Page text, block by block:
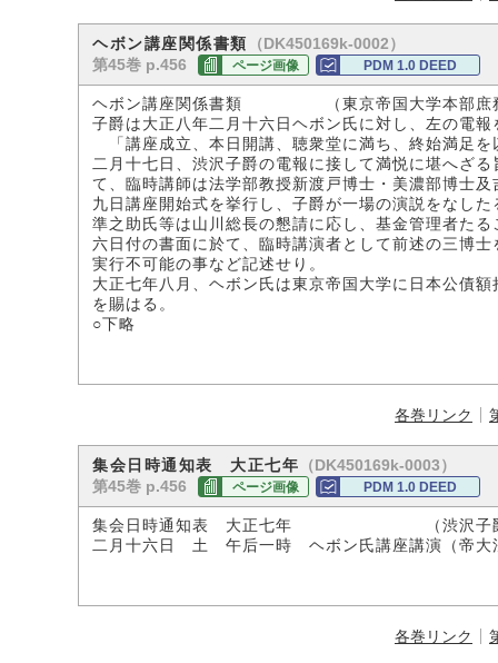
ヘボン講座関係書類
（DK450169k-0002）
第45巻 p.456
ページ画像 PDM 1.0 DEED
ヘボン講座関係書類 （東京帝国大学本部庶
子爵は大正八年二月十六日ヘボン氏に対し、左の電報
「講座成立、本日開講、聴衆堂に満ち、終始満足
二月十七日、渋沢子爵の電報に接して満悦に堪へざ
て、臨時講師は法学部教授新渡戸博士・美濃部博士
九日講座開始式を挙行し、子爵が一場の演説をなし
準之助氏等は山川総長の懇請に応し、基金管理者た
六日付の書面に於て、臨時講演者として前述の三博
実行不可能の事など記述せり。
大正七年八月、ヘボン氏は東京帝国大学に日本公債
を賜はる。
○下略
各巻リンク
集会日時通知表 大正七年 （DK450169k-0003）
第45巻 p.456
ページ画像 PDM 1.0 DEED
集会日時通知表 大正七年 （渋沢子爵
二月十六日 土 午后一時 ヘボン氏講座講演（帝大
各巻リンク